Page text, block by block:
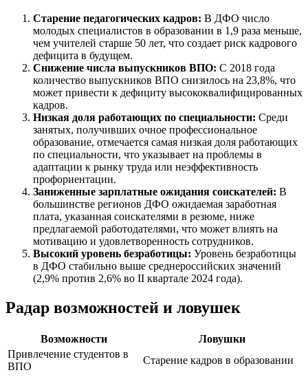
Старение педагогических кадров: В ДФО число
молодых специалистов в образовании в 1,9 раза меньше,
чем учителей старше 50 лет, что создает риск кадрового
дефицита в будущем.
Снижение числа выпускников ВПО: С 2018 года
количество выпускников ВПО снизилось на 23,8%, что
может привести к дефициту высококвалифицированных
кадров.
Низкая доля работающих по специальности: Среди
занятых, получивших очное профессиональное
образование, отмечается самая низкая доля работающих
по специальности, что указывает на проблемы в
адаптации к рынку труда или неэффективность
профориентации.
Заниженные зарплатные ожидания соискателей: В
большинстве регионов ДФО ожидаемая заработная
плата, указанная соискателями в резюме, ниже
предлагаемой работодателями, что может влиять на
мотивацию и удовлетворенность сотрудников.
Высокий уровень безработицы: Уровень безработицы
в ДФО стабильно выше среднероссийских значений
(2,9% против 2,6% во II квартале 2024 года).
Радар возможностей и ловушек
Возможности
Ловушки
Привлечение студентов в
ВПО
Старение кадров в образовании